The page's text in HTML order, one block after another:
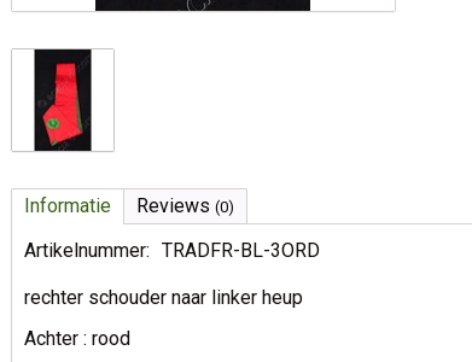
Informatie Reviews (0)
Artikelnummer: TRADFR-BL-3ORD
rechter schouder naar linker heup
Achter : rood